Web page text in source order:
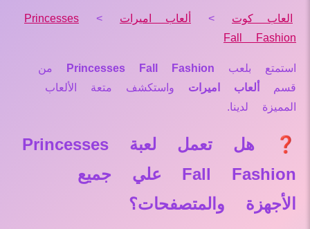
العاب كوت > ألعاب اميرات >
Princesses
Fall Fashion
استمتع بلعب Princesses Fall Fashion من
قسم
ألعاب اميرات واستكشف متعة الألعاب
المميزة لدينا.
❓ هل تعمل لعبة Princesses
Fall Fashion علي جميع
الأجهزة والمتصفحات؟